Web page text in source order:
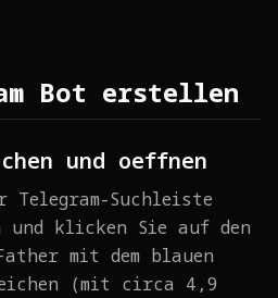
Bot erstellen
und oeffnen
Telegram-Suchleiste
klicken Sie auf den
mit dem blauen
(mit circa 4,9